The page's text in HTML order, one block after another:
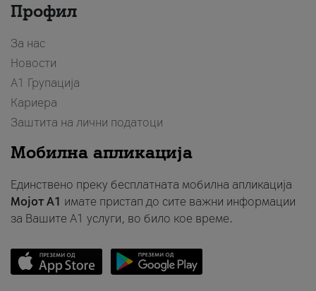
Профил
За нас
Новости
А1 Групација
Кариера
Заштита на лични податоци
Мобилна апликација
Единствено преку бесплатната мобилна апликација
Мојот A1 имате пристап до сите важни информации
за Вашите A1 услуги, во било кое време.